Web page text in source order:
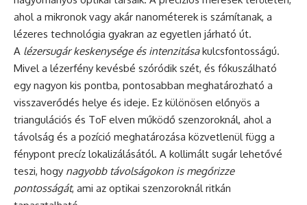
ahol a mikronok vagy akár nanométerek is számítanak, a
lézeres technológia gyakran az egyetlen járható út.
A lézersugár keskenysége és intenzitásakulcsfontosságú.
Mivel a lézerfény kevésbé szóródik szét, és fókuszálható
egy nagyon kis pontba, pontosabban meghatározható a
visszaverődés helye és ideje. Ez különösen előnyös a
triangulációs és ToF elven működő szenzoroknál, ahol a
távolság és a pozíció meghatározása közvetlenül függ a
fénypont precíz lokalizálásától. A kollimált sugár lehetővé
teszi, hogy nagyobb távolságokon is megőrizze
pontosságát, ami az optikai szenzoroknál ritkán